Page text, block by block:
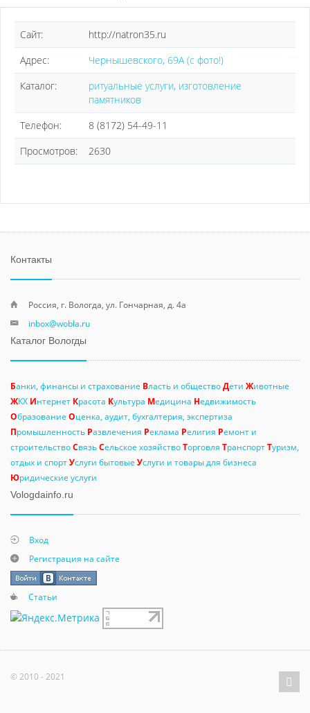
Сайт:
http://natron35.ru
Адрес:
Чернышевского, 69А (с фото!)
Каталог:
ритуальные услуги, изготовление
памятников
Телефон:
8 (8172) 54-49-11
Просмотров:
2630
Контакты
Россия, г. Вологда, ул. Гончарная, д. 4а
inbox@wobla.ru
Каталог Вологды
Банки, финансы и страхование Власть и обществоДети Животные
ЖКХ Интернет Красота Культура Медицина Недвижимость
Образование Оценка, аудит, бухгалтерия, экспертиза
Промышленность Развлечения Реклама Религия Ремонт и
строительствоСвязьСельское хозяйствоТорговля ТранспортТуризм,
отдых и спортУслуги бытовые Услуги и товары для бизнеса
Юридические услуги
Vologdainfo.ru
Вход
Регистрация на сайте
Статьи
© 2010 - 2021